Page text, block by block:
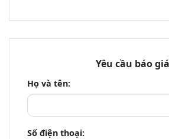
Yêu cầu báo giá
Họ và tên:
Số điện thoại: